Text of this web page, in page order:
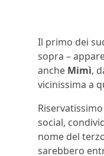
Il primo dei
sopra –
anche Mimì,
vicinissima a
social,
nome del
sarebbero